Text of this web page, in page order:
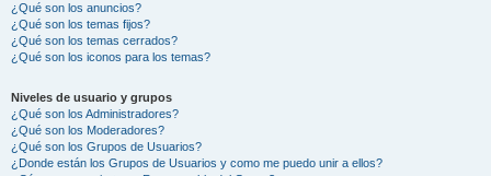
¿Qué son los anuncios?
¿Qué son los temas fijos?
¿Qué son los temas cerrados?
¿Qué son los iconos para los temas?
Niveles de usuario y grupos
¿Qué son los Administradores?
¿Qué son los Moderadores?
¿Qué son los Grupos de Usuarios?
¿Donde están los Grupos de Usuarios y como me puedo unir a ellos?